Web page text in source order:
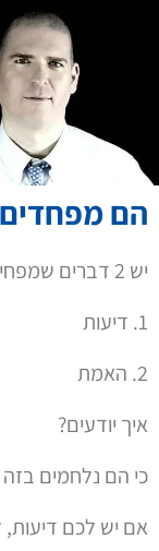
הם
יש 2 דברים שמפחידים בטירוף שלטונות ואמצעי תשקורת:
1. דיעות
2. האמת
איך יודעים?
כי הם נלחמים
אם יש לכם דיעות,